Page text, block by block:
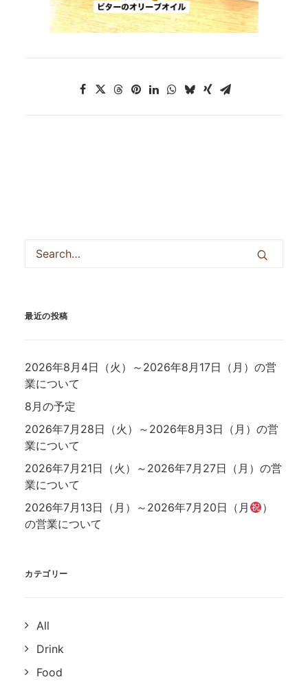
最近の投稿
2026年8月4日（火）～2026年8月17日（月）の営
業について
8月の予定
2026年7月28日（火）～2026年8月3日（月）の営
業について
2026年7月21日（火）～2026年7月27日（月）の営
業について
2026年7月13日（月）～2026年7月20日（月
）
の営業について
カテゴリー
All
Drink
Food